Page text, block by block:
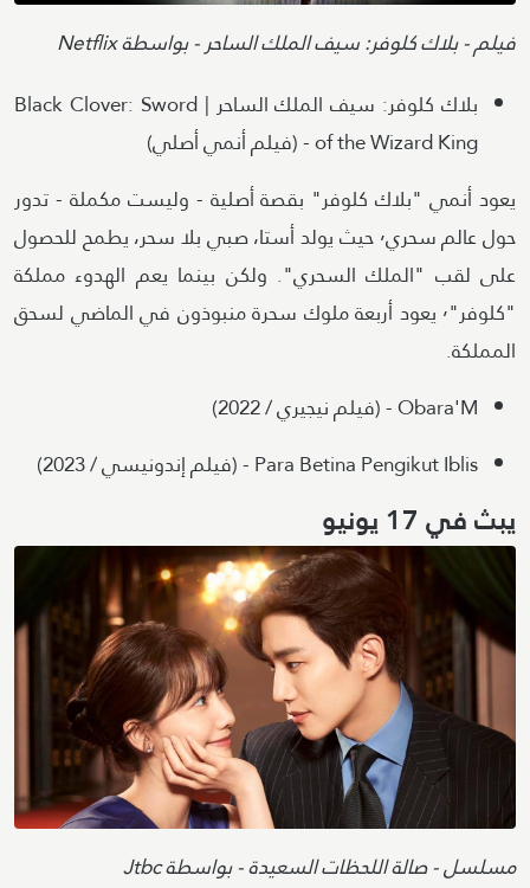
Attribution
فيلم - بلاك كلوفر: سيف الملك الساحر - بواسطة Netflix
بلاك كلوفر: سيف الملك الساحر | Black Clover: Sword
of the Wizard King - (فيلم أنمي أصلي)
يعود أنمي "بلاك كلوفر" بقصة أصلية - وليست مكملة - تدور
حول عالم سحري٬ حيث يولد أستا، صبي بلا سحر، يطمح للحصول
على لقب "الملك السحري". ولكن بينما يعم الهدوء مملكة
"كلوفر"٬ يعود أربعة ملوك سحرة منبوذون في الماضي لسحق
المملكة.
Obara'M - (فيلم نيجيري / 2022)
Para Betina Pengikut Iblis - (فيلم إندونيسي / 2023)
يبث في 17 يونيو
Image
Attribution
مسلسل - صالة اللحظات السعيدة - بواسطة Jtbc